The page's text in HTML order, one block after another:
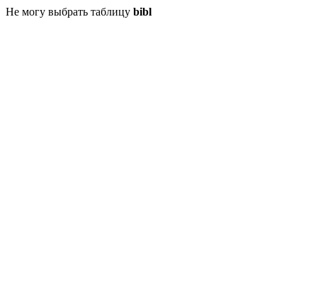
Не могу выбрать таблицу bibl